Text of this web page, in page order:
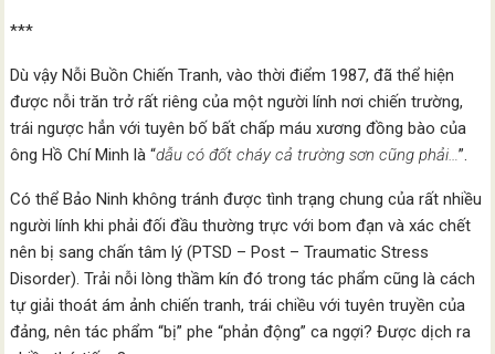
***
Dù vậy Nỗi Buồn Chiến Tranh, vào thời điểm 1987, đã thể hiện
được nỗi trăn trở rất riêng của một người lính nơi chiến trường,
trái ngược hẳn với tuyên bố bất chấp máu xương đồng bào của
ông Hồ Chí Minh là “dẫu có đốt cháy cả trường sơn cũng phải…”.
Có thể Bảo Ninh không tránh được tình trạng chung của rất nhiều
người lính khi phải đối đầu thường trực với bom đạn và xác chết
nên bị sang chấn tâm lý (PTSD – Post – Traumatic Stress
Disorder). Trải nỗi lòng thầm kín đó trong tác phẩm cũng là cách
tự giải thoát ám ảnh chiến tranh, trái chiều với tuyên truyền của
đảng, nên tác phẩm “bị” phe “phản động” ca ngợi? Được dịch ra